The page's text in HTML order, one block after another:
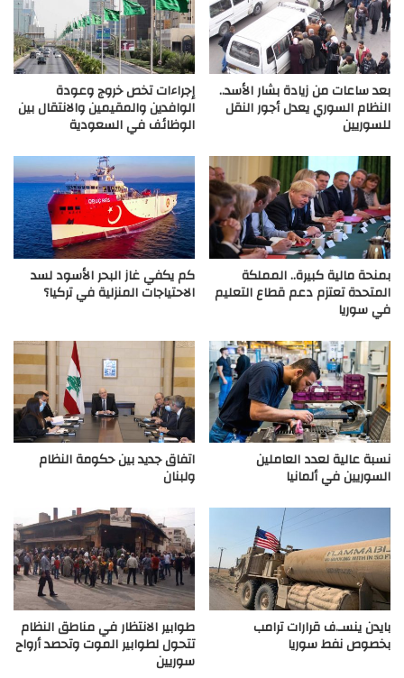
بعد ساعات من زيادة بشار الأسد..
النظام السوري يعدل أجور النقل
للسوريين
إجراءات تخص خروج وعودة
الوافدين والمقيمين والانتقال بين
الوظائف في السعودية
بمنحة مالية كبيرة.. المملكة
المتحدة تعتزم دعم قطاع التعليم
في سوريا
كم يكفي غاز البحر الأسود لسد
الاحتياجات المنزلية في تركيا؟
نسبة عالية لعدد العاملين
السوريين في ألمانيا
اتفاق جديد بين حكومة النظام
ولبنان
بايدن ينسـ.ف قرارات ترامب
بخصوص نفط سوريا
طوابير الانتظار في مناطق النظام
تتحول لطوابير الموت وتحصد أرواح
سوريين